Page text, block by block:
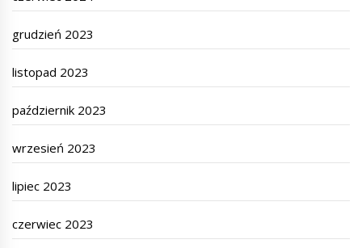
grudzień 2023
listopad 2023
październik 2023
wrzesień 2023
lipiec 2023
czerwiec 2023